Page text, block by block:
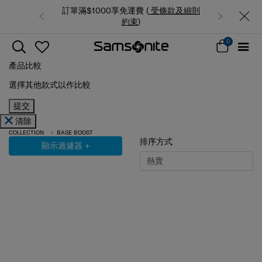
訂單滿$1000享免運費 ( 受條款及細則
約束)
0
產品比較
選擇其他款式以作比較
提交
清除
COLLECTION BASE BOOST
顯示過濾器 + 排序方式